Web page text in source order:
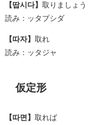
【땁시다】
取りましょう
読み：ッタプシダ
【따자】
取れ
読み：ッタジャ
仮定形
【따면】 取れば